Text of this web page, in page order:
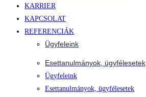
KARRIER
KAPCSOLAT
REFERENCIÁK
Ügyfeleink
Esettanulmányok, ügyfélesetek
Ügyfeleink
Esettanulmányok, ügyfélesetek